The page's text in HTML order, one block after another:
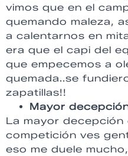
vimos que en el
quemando maleza,
a calentarnos en
era que el capi del
que empecemos a
quemada..se
zapatillas!!
Mayor
La mayor
competición ves
eso me duele